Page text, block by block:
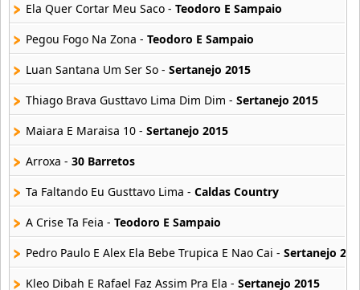
18 músicas online
Gusttavo Lima
49 músicas online
Israel Lucero
14 músicas online
Joao Lucas e Marcelo
15 músicas online
Jorge e Mateus
21 músicas online
Ela Quer Cortar Meu Saco - Teodoro E Sampaio
Pegou Fogo Na Zona - Teodoro E Sampaio
Luan Santana Um Ser So - Sertanejo 2015
Thiago Brava Gusttavo Lima Dim Dim - Sertanejo 2015
Maiara E Maraisa 10 - Sertanejo 2015
Arroxa - 30 Barretos
Ta Faltando Eu Gusttavo Lima - Caldas Country
A Crise Ta Feia - Teodoro E Sampaio
Pedro Paulo E Alex Ela Bebe Trupica E Nao Cai - Sertanejo
Kleo Dibah E Rafael Faz Assim Pra Ela - Sertanejo 2015